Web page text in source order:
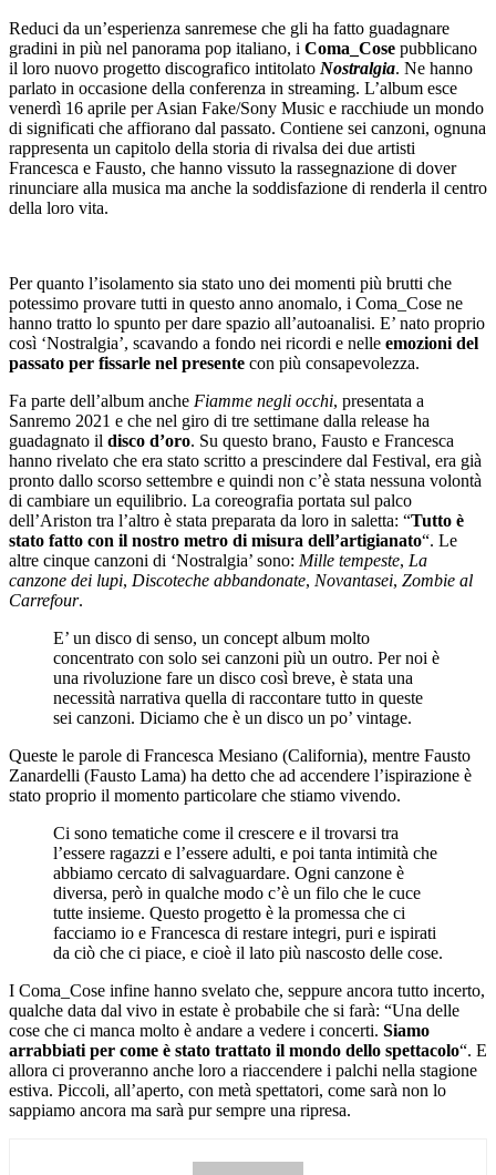
Reduci da un’esperienza sanremese che gli ha fatto guadagnare
gradini in più nel panorama pop italiano, i Coma_Cose pubblicano
il loro nuovo progetto discografico intitolato Nostralgia. Ne hanno
parlato in occasione della conferenza in streaming. L’album esce
venerdì 16 aprile per Asian Fake/Sony Music e racchiude un mondo
di significati che affiorano dal passato. Contiene sei canzoni, ognuna
rappresenta un capitolo della storia di rivalsa dei due artisti
Francesca e Fausto, che hanno vissuto la rassegnazione di dover
rinunciare alla musica ma anche la soddisfazione di renderla il centro
della loro vita.
Per quanto l’isolamento sia stato uno dei momenti più brutti che
potessimo provare tutti in questo anno anomalo, i Coma_Cose ne
hanno tratto lo spunto per dare spazio all’autoanalisi. E’ nato proprio
così ‘Nostralgia’, scavando a fondo nei ricordi e nelle emozioni del
passato per fissarle nel presente con più consapevolezza.
Fa parte dell’album anche Fiamme negli occhi, presentata a
Sanremo 2021 e che nel giro di tre settimane dalla release ha
guadagnato il disco d’oro. Su questo brano, Fausto e Francesca
hanno rivelato che era stato scritto a prescindere dal Festival, era già
pronto dallo scorso settembre e quindi non c’è stata nessuna volontà
di cambiare un equilibrio. La coreografia portata sul palco
dell’Ariston tra l’altro è stata preparata da loro in saletta: “Tutto è
stato fatto con il nostro metro di misura dell’artigianato“. Le
altre cinque canzoni di ‘Nostralgia’ sono: Mille tempeste, La
canzone dei lupi, Discoteche abbandonate, Novantasei, Zombie al
Carrefour.
E’ un disco di senso, un concept album molto
concentrato con solo sei canzoni più un outro. Per noi è
una rivoluzione fare un disco così breve, è stata una
necessità narrativa quella di raccontare tutto in queste
sei canzoni. Diciamo che è un disco un po’ vintage.
Queste le parole di Francesca Mesiano (California), mentre Fausto
Zanardelli (Fausto Lama) ha detto che ad accendere l’ispirazione è
stato proprio il momento particolare che stiamo vivendo.
Ci sono tematiche come il crescere e il trovarsi tra
l’essere ragazzi e l’essere adulti, e poi tanta intimità che
abbiamo cercato di salvaguardare. Ogni canzone è
diversa, però in qualche modo c’è un filo che le cuce
tutte insieme. Questo progetto è la promessa che ci
facciamo io e Francesca di restare integri, puri e ispirati
da ciò che ci piace, e cioè il lato più nascosto delle cose.
I Coma_Cose infine hanno svelato che, seppure ancora tutto incerto,
qualche data dal vivo in estate è probabile che si farà: “Una delle
cose che ci manca molto è andare a vedere i concerti. Siamo
arrabbiati per come è stato trattato il mondo dello spettacolo“. E
allora ci proveranno anche loro a riaccendere i palchi nella stagione
estiva. Piccoli, all’aperto, con metà spettatori, come sarà non lo
sappiamo ancora ma sarà pur sempre una ripresa.